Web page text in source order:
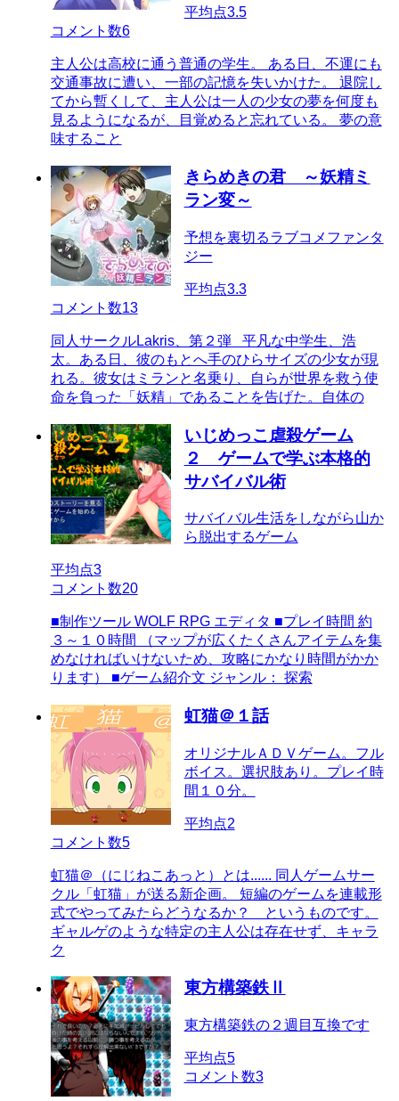
平均点3.5
コメント数6
主人公は高校に通う普通の学生。 ある日、不運にも
交通事故に遭い、一部の記憶を失いかけた。 退院し
てから暫くして、主人公は一人の少女の夢を何度も
見るようになるが、目覚めると忘れている。 夢の意
味すること
きらめきの君 ～妖精ミ
ラン変～
予想を裏切るラブコメファンタ
ジー
平均点3.3
コメント数13
同人サークルLakris、第２弾 平凡な中学生、浩
太。ある日、彼のもとへ手のひらサイズの少女が現
れる。彼女はミランと名乗り、自らが世界を救う使
命を負った「妖精」であることを告げた。自体の
いじめっこ虐殺ゲーム
２ ゲームで学ぶ本格的
サバイバル術
サバイバル生活をしながら山か
ら脱出するゲーム
平均点3
コメント数20
■制作ツール WOLF RPG エディタ ■プレイ時間 約
３～１０時間 （マップが広くたくさんアイテムを集
めなければいけないため、攻略にかなり時間がかか
ります） ■ゲーム紹介文 ジャンル： 探索
虹猫＠１話
オリジナルＡＤＶゲーム。フル
ボイス。選択肢あり。プレイ時
間１０分。
平均点2
コメント数5
虹猫＠（にじねこあっと）とは...... 同人ゲームサー
クル「虹猫」が送る新企画。 短編のゲームを連載形
式でやってみたらどうなるか？ というものです。
ギャルゲのような特定の主人公は存在せず、キャラ
ク
東方構築鉄Ⅱ
東方構築鉄の２週目互換です
平均点5
コメント数3